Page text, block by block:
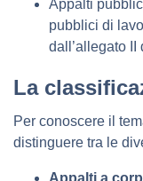
Appalti
pubblici di
dall’allegato II
La
Per conoscere il
distinguere tra le
Appalti a